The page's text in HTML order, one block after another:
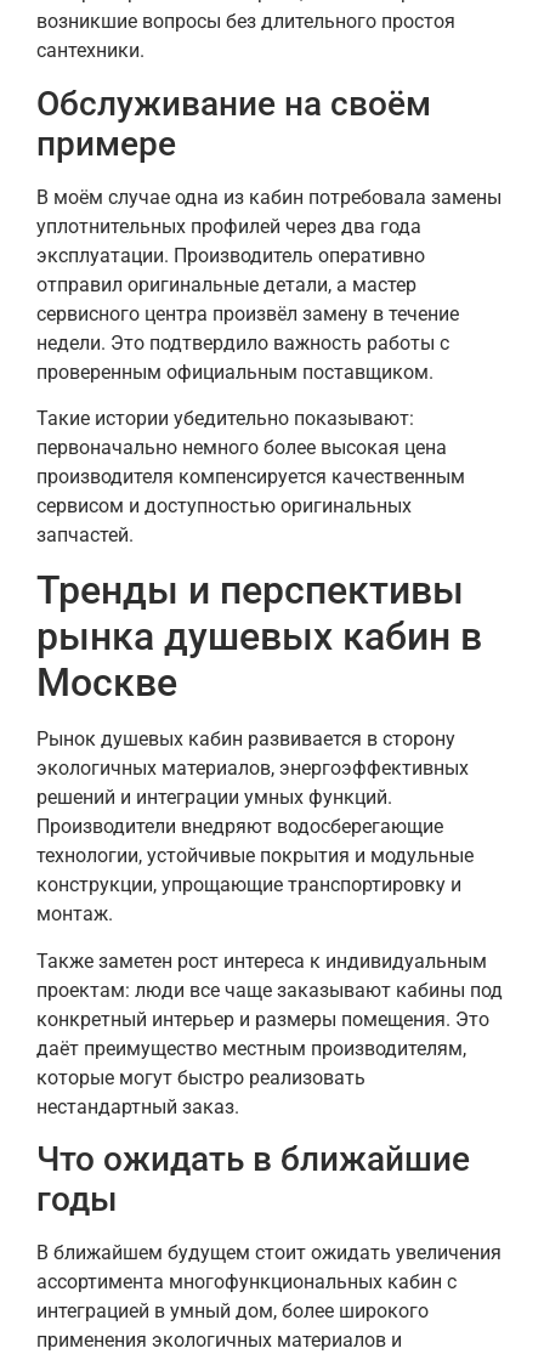
возникшие вопросы без длительного простоя
сантехники.
Обслуживание на своём
примере
В моём случае одна из кабин потребовала замены
уплотнительных профилей через два года
эксплуатации. Производитель оперативно
отправил оригинальные детали, а мастер
сервисного центра произвёл замену в течение
недели. Это подтвердило важность работы с
проверенным официальным поставщиком.
Такие истории убедительно показывают:
первоначально немного более высокая цена
производителя компенсируется качественным
сервисом и доступностью оригинальных
запчастей.
Тренды и перспективы
рынка душевых кабин в
Москве
Рынок душевых кабин развивается в сторону
экологичных материалов, энергоэффективных
решений и интеграции умных функций.
Производители внедряют водосберегающие
технологии, устойчивые покрытия и модульные
конструкции, упрощающие транспортировку и
монтаж.
Также заметен рост интереса к индивидуальным
проектам: люди все чаще заказывают кабины под
конкретный интерьер и размеры помещения. Это
даёт преимущество местным производителям,
которые могут быстро реализовать
нестандартный заказ.
Что ожидать в ближайшие
годы
В ближайшем будущем стоит ожидать увеличения
ассортимента многофункциональных кабин с
интеграцией в умный дом, более широкого
применения экологичных материалов и